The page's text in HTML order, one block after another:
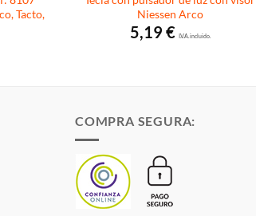
Tacto,
Niessen Arco
5,19 €I.V.A. incluido.
COMPRA SEGURA: